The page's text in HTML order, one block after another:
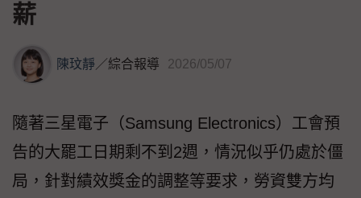
薪
陳玟靜／綜合報導 2026/05/07
隨著三星電子（Samsung Electronics）工會預
告的大罷工日期剩不到2週，情況似乎仍處於僵
局，針對績效獎金的調整等要求，勞資雙方均